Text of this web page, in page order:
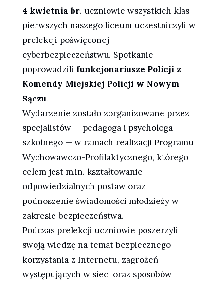
4 kwietnia br. uczniowie wszystkich klas
pierwszych naszego liceum uczestniczyli w
prelekcji poświęconej
cyberbezpieczeństwu. Spotkanie
poprowadzili funkcjonariusze Policji z
Komendy Miejskiej Policji w Nowym
Sączu.
Wydarzenie zostało zorganizowane przez
specjalistów — pedagoga i psychologa
szkolnego — w ramach realizacji Programu
Wychowawczo-Profilaktycznego, którego
celem jest m.in. kształtowanie
odpowiedzialnych postaw oraz
podnoszenie świadomości młodzieży w
zakresie bezpieczeństwa.
Podczas prelekcji uczniowie poszerzyli
swoją wiedzę na temat bezpiecznego
korzystania z Internetu, zagrożeń
występujących w sieci oraz sposobów